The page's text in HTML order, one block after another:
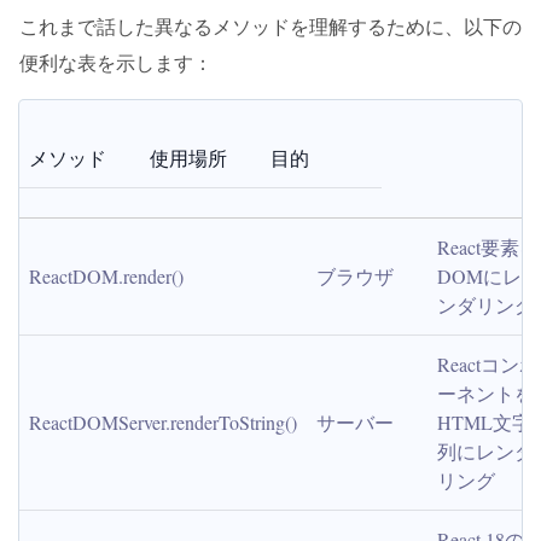
これまで話した異なるメソッドを理解するために、以下の
便利な表を示します：
メソッド 使用場所 目的
ReactDOM.render() ブラウザ
React要素を
DOMにレ
ンダリング
ReactDOMServer.renderToString() サーバー
Reactコンポ
ーネントを
HTML文字
列にレンダ
リング